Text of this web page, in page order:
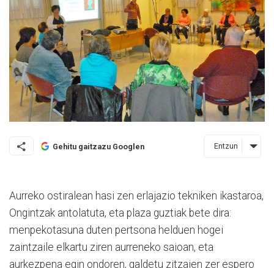
Gehitu gaitzazu Googlen Entzun
Aurreko ostiralean hasi zen erlajazio tekniken ikastaroa,
Ongintzak antolatuta, eta plaza guztiak bete dira:
menpekotasuna duten per­tsona helduen hogei
zaintzaile elkartu ziren aurreneko saioan, eta
aurkezpena egin ondoren, galdetu zitzaien zer espero